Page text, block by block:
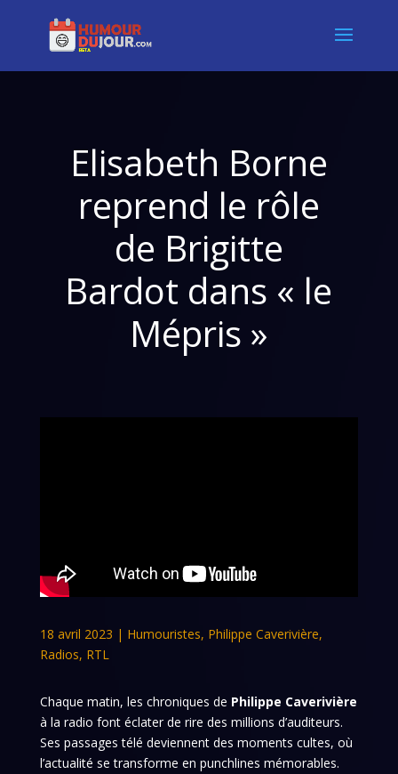
Elisabeth Borne
reprend le rôle
de Brigitte
Bardot dans « le
Mépris »
18 avril 2023 | Humouristes, Philippe Caverivière,
Radios, RTL
Chaque matin, les chroniques de Philippe Caverivière
à la radio font éclater de rire des millions d’auditeurs.
Ses passages télé deviennent des moments cultes, où
l’actualité se transforme en punchlines mémorables.